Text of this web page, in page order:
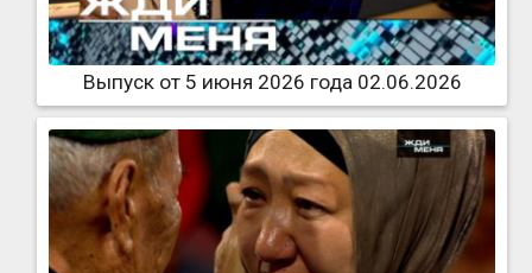
Выпуск от 5 июня 2026 года 02.06.2026